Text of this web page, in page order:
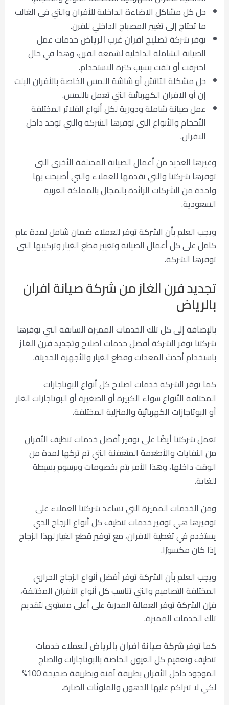
حل كل مشاكل الاضاءة الداخلية للأفران والتي في الغالب
ما تحتاج إلى تغيير المصباح الداخلي للفرن.
توفر شركةتصليح افران غرب الرياض خدمات عمل
الصيانة الشاملة الداخلية لشمعة الفرن، وهذا في حال
احترقت أو تلفت بسبب كثرة الاستخدام.
حل مشكلة التاتش أو شاشة اللمس الخاصة بالأفران البلت
إن أو الافران الكهربائية التي تعمل باللمس.
عمل صيانة شاملة ودورية لكل أنواع الفلاتر المختلفة
الأحجام والأنواع التي توفرها الشركة والتي توجد داخل
الافران.
وغيرها العديد من أعمال الصيانة المختلفة الأخرى التي
توفرها شركتنا والتي تقدمها للعملاء والتي أصبحت بها
واحدة من الشركات الرائدة بالمجال بالمملكة العربية
السعودية.
ويجب العلم بأن الشركة توفر للعملاء ضمان شامل لمدة عام
كامل على كل أعمال الصيانة وتغيير قطع الغيار وتركيبها التي
توفرها الشركة.
تجديد فرن الغاز من شركة صيانة افران
بالرياض
بالإضافة إلى كل تلك الخدمات المميزة السابقة التي توفرها
شركتنا توفر الشركة أفضل خدمات اصلاح وتجديد فرن الغاز
باستخدام أحدث المعدات وقطع الغيار والأجهزة الحديثة.
كما توفر الشركة خدمات اصلاح كل أنواع البوتاجازات
المختلفة الأنواع سواء الكبيرة أو الصغيرة أو البوتاجازات الغاز
أو البوتاجازات الكهربائية والمنزلية المختلفة.
تعمل شركتنا أيضًا على توفير أفضل خدمات تنظيف الأفران
من النفايات والأطعمة المتعفنة التي تم تركها لمدة من
الوقت داخلها، وهذا الأمر يتم بخصومات وبرسوم بسيطة
للغاية.
ومن الخدمات المميزة التي تساعد شركتنا العملاء على
توفيرها هي توفير خدمات تنظيف كل أنواع الزجاج الذي
يستخدم في تغطية الافران، مع توفير قطع الغيار لهذا الزجاج
إذا كان مكسورًا.
ويجب العلم بأن الشركة توفر أفضل أنواع الزجاج الحراري
المختلفة التصاميم والتي تناسب كل أنواع الأفران المختلفة،
فإن الشركة توفر العمالة المدربة على أعلى مستوى لتقديم
تلك الخدمات المميزة.
كما توفرشركة صيانة افران بالرياض للعملاء خدمات
تنظيف وتعقيم كل العيون الخاصة بالبوتاجازات والصاج
الموجود داخل الأفران بطريقة آمنة وبطريقة صحيحة 100%
لكي لا تتراكم عليها الدهون والملوثات الضارة.